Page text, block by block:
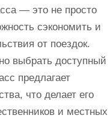
— это не просто
сэкономить и
от поездок.
выбрать доступный
предлагает
что делает его
и местных